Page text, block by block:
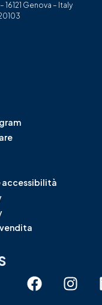
16121 Genova – Italy
accessibilità